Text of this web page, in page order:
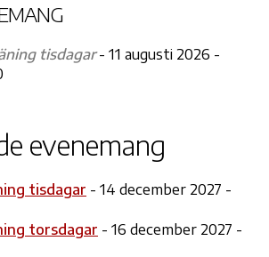
tisdagar- 11 augusti 2026 -
evenemang
tisdagar - 14 december 2027 -
torsdagar - 16 december 2027 -